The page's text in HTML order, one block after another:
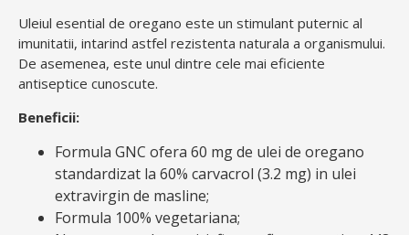
Uleiul esential de oregano este un stimulant puternic al
imunitatii, intarind astfel rezistenta naturala a organismului.
De asemenea, este unul dintre cele mai eficiente
antiseptice cunoscute.
Beneficii:
Formula GNC ofera 60 mg de ulei de oregano
standardizat la 60% carvacrol (3.2 mg) in ulei
extravirgin de masline;
Formula 100% vegetariana;